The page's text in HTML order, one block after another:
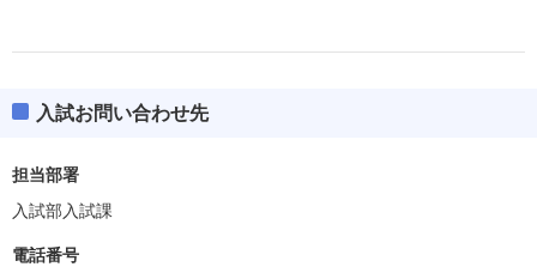
入試お問い合わせ先
担当部署
入試部入試課
電話番号